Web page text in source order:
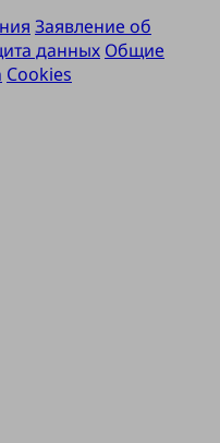
Заявление об
данных Общие
Cookies